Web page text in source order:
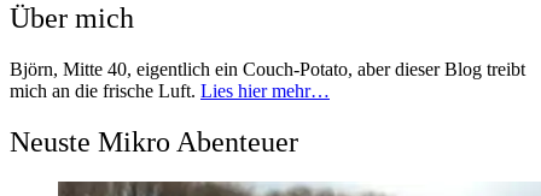
Über mich
Björn, Mitte 40, eigentlich ein Couch-Potato, aber dieser Blog treibt
mich an die frische Luft. Lies hier mehr…
Neuste Mikro Abenteuer